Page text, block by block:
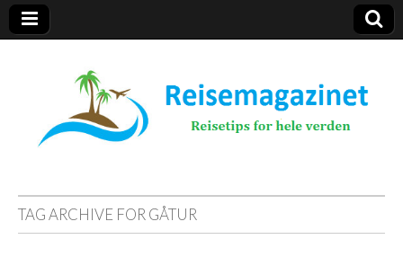
Reisemagazinet
TAG ARCHIVE FOR GÅTUR